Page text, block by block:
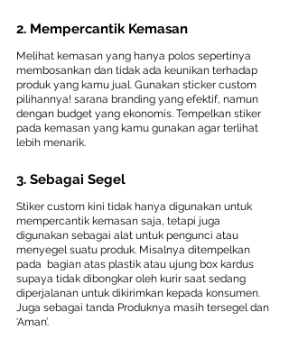
2. Mempercantik Kemasan
Melihat kemasan yang hanya polos sepertinya
membosankan dan tidak ada keunikan terhadap
produk yang kamu jual. Gunakan sticker custom
pilihannya! sarana branding yang efektif, namun
dengan budget yang ekonomis. Tempelkan stiker
pada kemasan yang kamu gunakan agar terlihat
lebih menarik.
3. Sebagai Segel
Stiker custom kini tidak hanya digunakan untuk
mempercantik kemasan saja, tetapi juga
digunakan sebagai alat untuk pengunci atau
menyegel suatu produk. Misalnya ditempelkan
pada  bagian atas plastik atau ujung box kardus
supaya tidak dibongkar oleh kurir saat sedang
diperjalanan untuk dikirimkan kepada konsumen.
Juga sebagai tanda Produknya masih tersegel dan
‘Aman’.